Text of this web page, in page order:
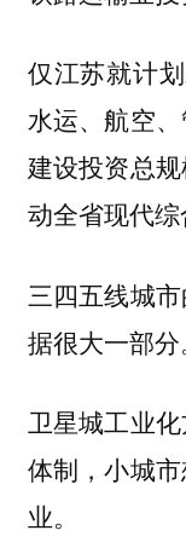
仅江苏就计
水运、航空
建设投资总
动全省现代综
三四五线城
据很大一部分
卫星城工业
体制，小城
业。